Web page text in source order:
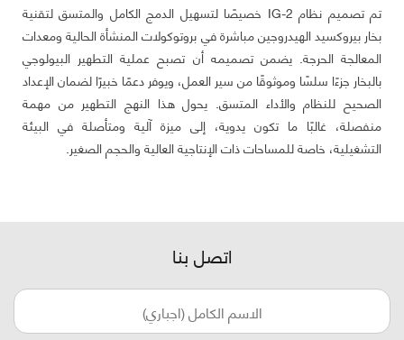
تم تصميم نظام IG-2 خصيصًا لتسهيل الدمج الكامل والمتسق لتقنية
بخار بيروكسيد الهيدروجين مباشرة في بروتوكولات المنشأة الحالية ومعدات
المعالجة الحرجة. يضمن تصميمه أن تصبح عملية التطهير البيولوجي
بالبخار جزءًا سلسًا وموثوقًا من سير العمل، ويوفر دعمًا خبيرًا لضمان الإعداد
الصحيح للنظام والأداء المتسق. يحول هذا النهج التطهير من مهمة
منفصلة، غالبًا ما تكون يدوية، إلى ميزة آلية ومتأصلة في البيئة
التشغيلية، خاصة للمساحات ذات الإنتاجية العالية والحجم الصغير.
اتصل بنا